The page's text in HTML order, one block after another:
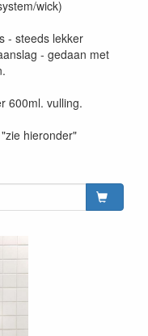
wick)
- steeds lekker
- gedaan met
600ml. vulling.
hieronder"